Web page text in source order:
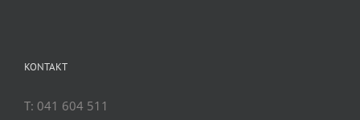
KONTAKT
T: 041 604 511